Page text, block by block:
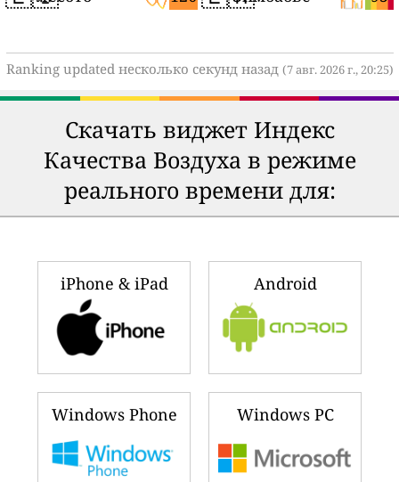
Ranking updated несколько секунд назад (7 авг. 2026 г., 20:25)
Скачать виджет Индекс
Качества Воздуха в режиме
реального времени для:
iPhone & iPad Android
Windows Phone Windows PC